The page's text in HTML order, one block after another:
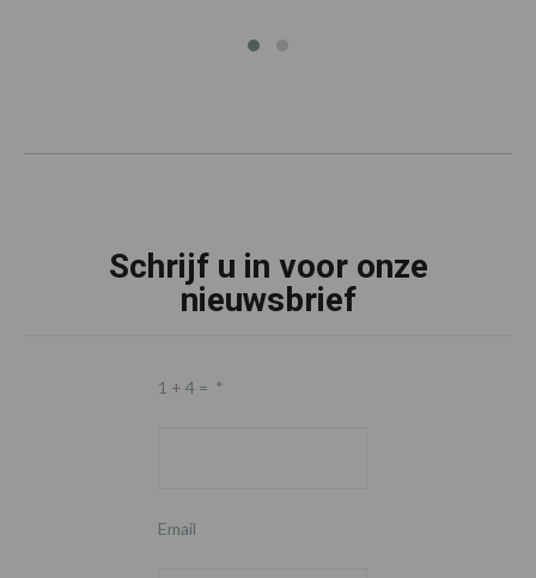
Schrijf u in voor onze
nieuwsbrief
1 + 4 = *
Email